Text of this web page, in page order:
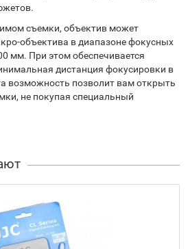
съемки, объектив может
объектива в диапазоне фокусных
мм. При этом обеспечивается
дистанция фокусировки в
возможность позволит вам открыть
не покупая специальный